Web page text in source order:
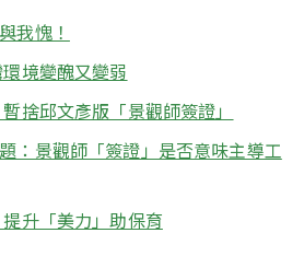
我愧！
境變醜又變弱
捨邱文彥版「景觀師簽證」
：景觀師「簽證」是否意味主導工
升「美力」助保育